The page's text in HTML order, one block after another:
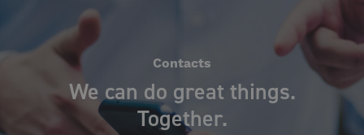
Contacts
We can do great things.
Together.